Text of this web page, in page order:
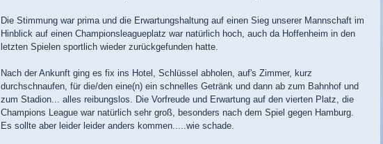
Die Stimmung war prima und die Erwartungshaltung auf einen Sieg unserer Mannschaft im
Hinblick auf einen Championsleagueplatz war natürlich hoch, auch da Hoffenheim in den
letzten Spielen sportlich wieder zurückgefunden hatte.
Nach der Ankunft ging es fix ins Hotel, Schlüssel abholen, auf's Zimmer, kurz
durchschnaufen, für die/den eine(n) ein schnelles Getränk und dann ab zum Bahnhof und
zum Stadion... alles reibungslos. Die Vorfreude und Erwartung auf den vierten Platz, die
Champions League war natürlich sehr groß, besonders nach dem Spiel gegen Hamburg.
Es sollte aber leider leider anders kommen.....wie schade.